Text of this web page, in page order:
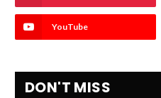
YouTube
DON'T MISS